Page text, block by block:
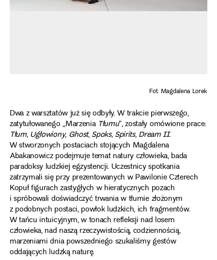
Fot. Magdalena Lorek
Dwa z warsztatów już się odbyły. W trakcie pierwszego,
zatytułowanego „Marzenia Tłumu”, zostały omówione prace:
Tłum, Ugłowiony, Ghost,Spoks,Spirits,Dream II.
W stworzonych postaciach stojących Magdalena
Abakanowicz podejmuje temat natury człowieka, bada
paradoksy ludzkiej egzystencji. Uczestnicy spotkania
zatrzymali się przy prezentowanych w Pawilonie Czterech
Kopuł figurach zastygłych w hieratycznych pozach
i spróbowali doświadczyć trwania w tłumie złożonym
z podobnych postaci, powłok ludzkich, ich fragmentów.
W tańcu intuicyjnym, w tonach refleksji nad losem
człowieka, nad naszą rzeczywistością, codziennością,
marzeniami dnia powszedniego szukaliśmy gestów
oddających ludzką naturę.